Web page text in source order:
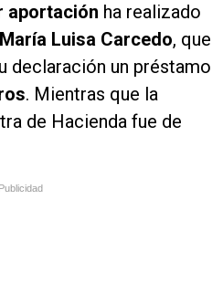
aportación ha realizado
María Luisa Carcedo, que
declaración un préstamo
. Mientras que la
de Hacienda fue de
Publicidad